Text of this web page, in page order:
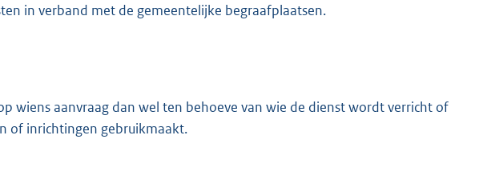
in verband met de gemeentelijke begraafplaatsen.
wiens aanvraag dan wel ten behoeve van wie de dienst wordt verricht of
of inrichtingen gebruikmaakt.